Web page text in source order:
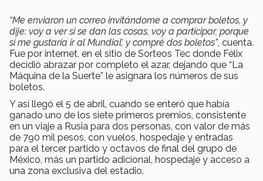
“Me enviaron un correo invitándome a comprar boletos, y
dije: voy a ver si se dan las cosas, voy a participar, porque
sí me gustaría ir al Mundial’, y compré dos boletos”, cuenta.
Fue por internet, en el sitio de Sorteos Tec donde Félix
decidió abrazar por completo el azar, dejando que “La
Máquina de la Suerte” le asignara los números de sus
boletos.
Y así llegó el 5 de abril, cuando se enteró que había
ganado uno de los siete primeros premios, consistente
en un viaje a Rusia para dos personas, con valor de más
de 790 mil pesos, con vuelos, hospedaje y entradas
para el tercer partido y octavos de final del grupo de
México, más un partido adicional, hospedaje y acceso a
una zona exclusiva del estadio.